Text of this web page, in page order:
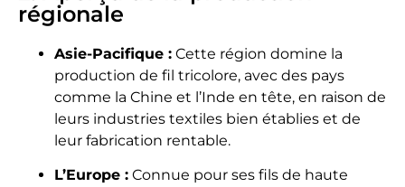
régionale
Asie-Pacifique : Cette région domine la
production de fil tricolore, avec des pays
comme la Chine et l’Inde en tête, en raison de
leurs industries textiles bien établies et de
leur fabrication rentable.
L’Europe : Connue pour ses fils de haute